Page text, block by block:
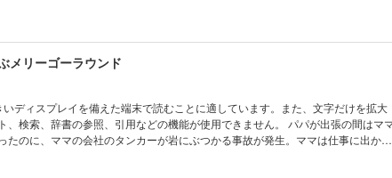
プへつながります！
メリーゴーラウンド
ディスプレイを備えた端末で読むことに適しています。また、文字だけを拡大
辞書の参照、引用などの機能が使用できません。 パパが出張の間はママ
たのに、ママの会社のタンカーが岩にぶつかる事故が発生。ママは仕事に出かけ